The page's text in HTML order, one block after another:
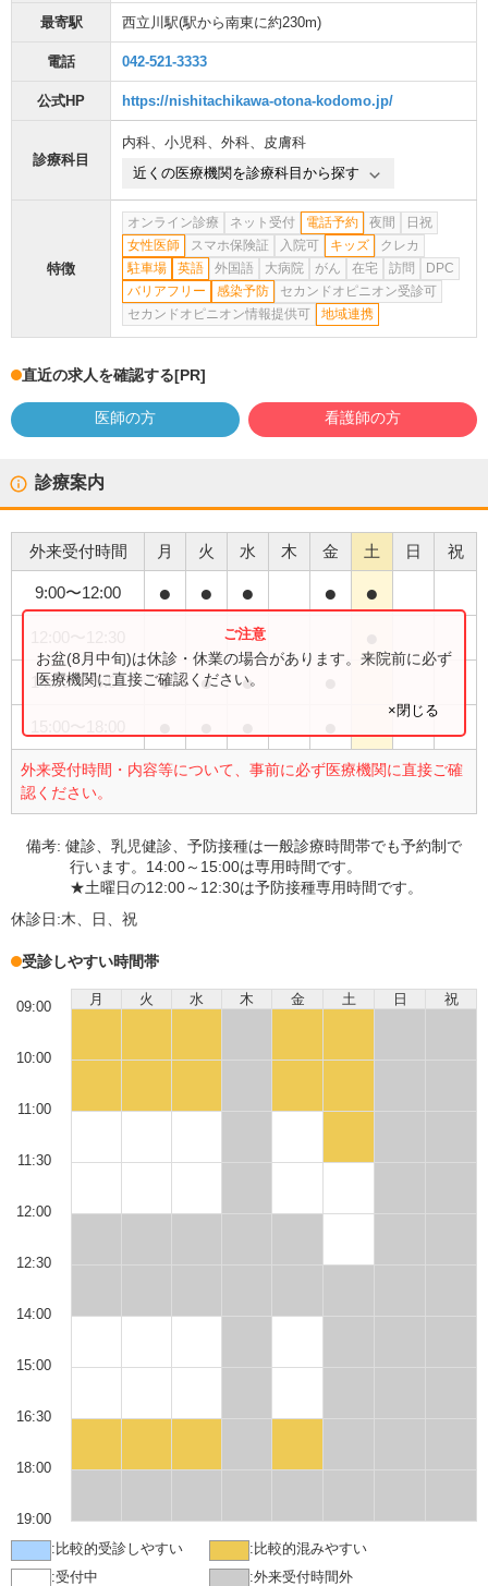
最寄駅 西立川駅(駅から南東に約230m)
電話 042-521-3333
公式HP https://nishitachikawa-otona-kodomo.jp/
診療科目
内科、 小児科、 外科、 皮膚科
近くの医療機関を診療科目から探す
特徴
オンライン診療 ネット受付 電話予約 夜間
日祝
女性医師
スマホ保険証 入院可 キッズ
クレカ
駐車場
英語 外国語 大病院 がん 在宅 訪問
DPC
バリアフリー
感染予防
セカンドオピニオン受診可
セカンドオピニオン情報提供可
地域連携
直近の求人を確認する[PR]
医師の方 看護師の方
診療案内
外来受付時間 月 火 水 木 金 土 日 祝
9:00〜12:00 ● ● ● ● ●
14:00〜15:00 ● ● ●
外来受付時間・内容等について、事前に必ず医療機関に直接ご確
認ください。
お盆(8月中旬)は休診・休業の場合があります。来院前に必ず
医療機関に直接ご確認ください。
×閉じる
備考:健診、乳児健診、予防接種は一般診療時間帯でも予約制で
行います。14:00～15:00は専用時間です。
★土曜日の12:00～12:30は予防接種専用時間です。
休診日:木、日、祝
受診しやすい時間帯
月 火 水 木 金 土 日 祝
09:00
10:00
11:00
11:30
12:00
12:30
14:00
15:00
16:30
18:00
19:00
: 比較的受診しやすい : 比較的混みやすい
:受付中 :外来受付時間外